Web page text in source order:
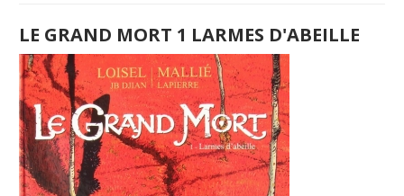
LE GRAND MORT 1 LARMES D'ABEILLE